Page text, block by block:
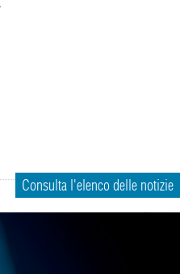
Consulta l'elenco delle notizie